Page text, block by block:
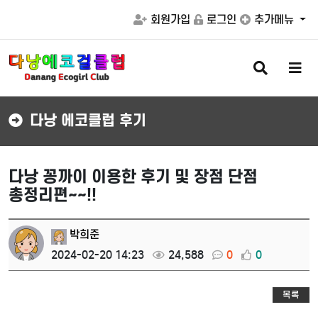
회원가입 로그인 추가메뉴
검
색
버
메
버
다낭 에코클럽 후기
다낭 꽁까이 이용한 후기 및 장점 단점
총정리편~~!!
박희준
2024-02-20 14:23
24,588 0 0
목록